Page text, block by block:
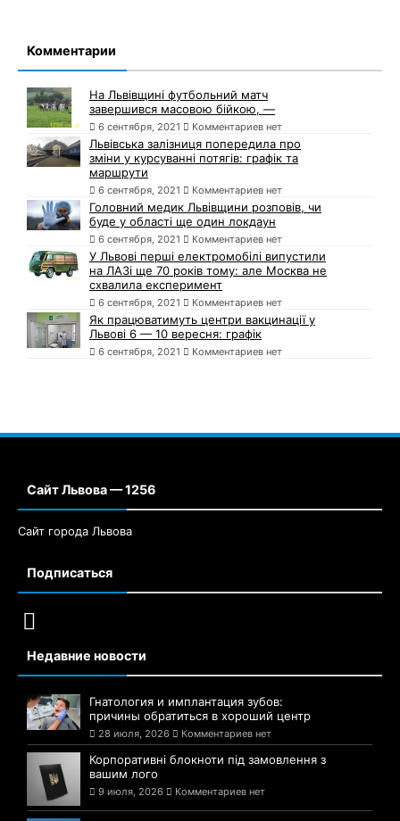
Комментарии
На Львівщині футбольний матч
завершився масовою бійкою, —
6 сентября, 2021 Комментариев нет
Львівська залізниця попередила про
зміни у курсуванні потягів: графік та
маршрути
6 сентября, 2021 Комментариев нет
Головний медик Львівщини розповів, чи
буде у області ще один локдаун
6 сентября, 2021 Комментариев нет
У Львові перші електромобілі випустили
на ЛАЗі ще 70 років тому: але Москва не
схвалила експеримент
6 сентября, 2021 Комментариев нет
Як працюватимуть центри вакцинації у
Львові 6 — 10 вересня: графік
6 сентября, 2021 Комментариев нет
Сайт Львова — 1256
Сайт города Львова
Подписаться
Недавние новости
Гнатология и имплантация зубов:
причины обратиться в хороший центр
28 июля, 2026 Комментариев нет
Корпоративні блокноти під замовлення з
вашим лого
9 июля, 2026 Комментариев нет